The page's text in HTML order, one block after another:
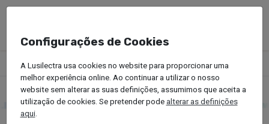
Produtos Equipamentos Oficinais Ambientais
Configurações de Cookies
A Lusilectra usa cookies no website para proporcionar uma
melhor experiência online. Ao continuar a utilizar o nosso
website sem alterar as suas definições, assumimos que aceita a
utilização de cookies. Se pretender podealterar as definições
aqui.